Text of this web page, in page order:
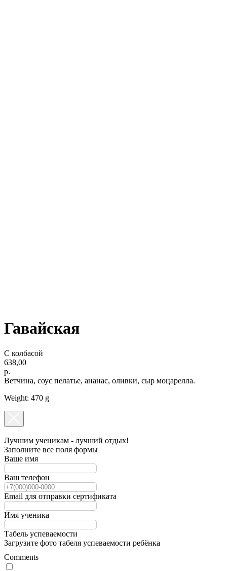
Гавайская
С колбасой
638,00
р.
Ветчина, соус пелатье, ананас, оливки, сыр моцарелла.
Weight: 470 g
Лучшим ученикам - лучший отдых!
Заполните все поля формы
Ваше имя
Ваш телефон
Email для отправки сертификата
Имя ученика
Табель успеваемости
Загрузите фото табеля успеваемости ребёнка
Comments